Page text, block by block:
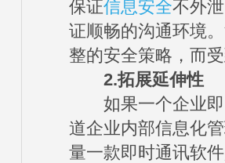
保证信息安全不外
证顺畅的沟通环境
整的安全策略，而
2.拓展延伸性
如果一个企业即
道企业内部信息化
量一款即时通讯软